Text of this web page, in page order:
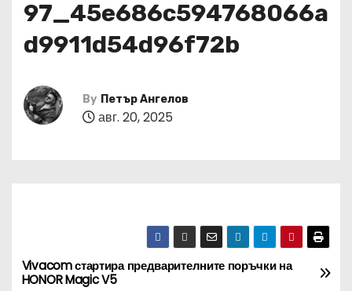
97_45e686c594768066a
d9911d54d96f72b
By Петър Ангелов
авг. 20, 2025
Н
Vivacom стартира предварителните поръчки на
HONOR Magic V5